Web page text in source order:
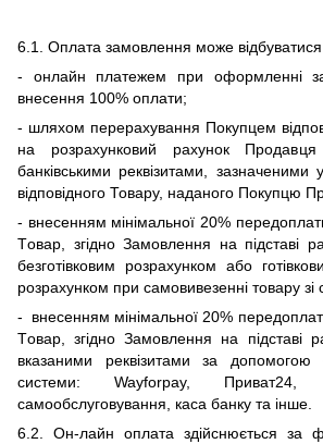
6 .1. Оплата замовлення може відбуватися
- онлайн платежем при оформленні
внесення 100% оплати;
- шляхом перерахування Покупцем
на розрахунковий рахунок Продавця
банківськими реквізитами,
відповідного Товару, наданого Покупцю
- внесенням мінімальної 20%
Товар, згідно Замовлення на підставі
безготівковим розрахунком або
розрахунком при самовивезенні товару
- внесенням мінімальної 20%
Товар,згідно Замовлення на підставі
вказаними реквізитами
за допомогою
системи: Wayforpay, Приват24,
самообслуговування, каса банку та інше.
6.2.
Он-лайн оплата здійснюється за